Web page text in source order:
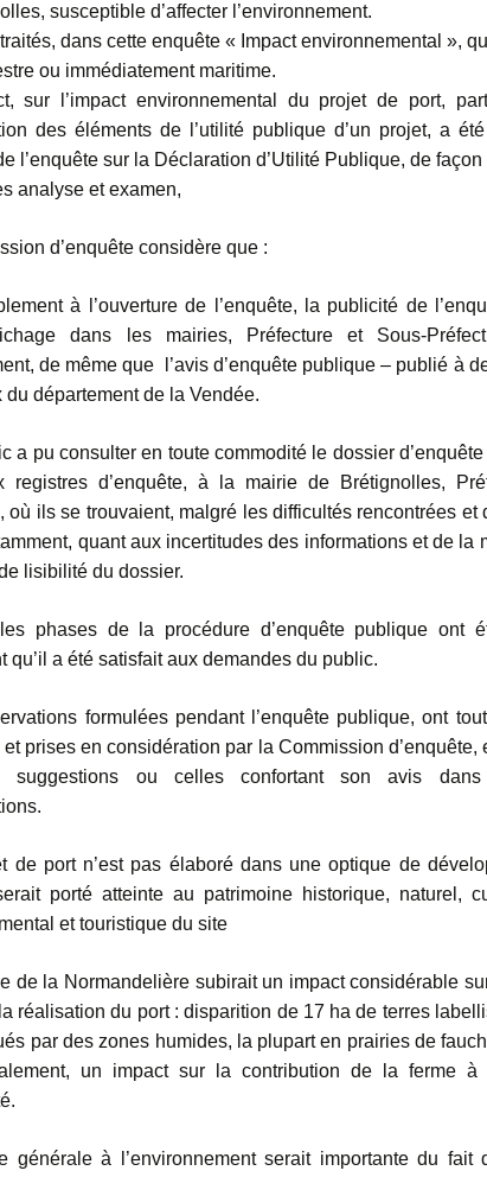
susceptible d’affecter l’environnement.
dans cette enquête « Impact environnemental »,
ou immédiatement maritime.
sur l’impact environnemental du projet de port,
des éléments de l’utilité publique d’un projet, a
l’enquête sur la Déclaration d’Utilité Publique, de
analyse et examen,
d’enquête considère que :
à l’ouverture de l’enquête, la publicité de
dans les mairies, Préfecture et Sous-
de même que l’avis d’enquête publique – publié à
du département de la Vendée.
a pu consulter en toute commodité le dossier
registres d’enquête, à la mairie de Brétignolles,
où ils se trouvaient, malgré les difficultés rencontrées et
quant aux incertitudes des informations et de la
lisibilité du dossier.
phases de la procédure d’enquête publique ont
qu’il a été satisfait aux demandes du public.
formulées pendant l’enquête publique, ont
prises en considération par la Commission d’enquête,
suggestions ou celles confortant son avis dans
de port n’est pas élaboré dans une optique de
porté atteinte au patrimoine historique, naturel,
et touristique du site
de la Normandelière subirait un impact considérable
réalisation du port : disparition de 17 ha de terres
par des zones humides, la plupart en prairies de
un impact sur la contribution de la ferme à
générale à l’environnement serait importante du fait